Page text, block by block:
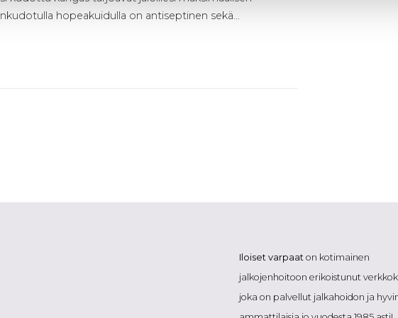
hopeakuidulla on antiseptinen sekä…
Iloiset varpaat on kotimainen
jalkojenhoitoon erikoistunut
joka on palvellut jalkahoidon ja